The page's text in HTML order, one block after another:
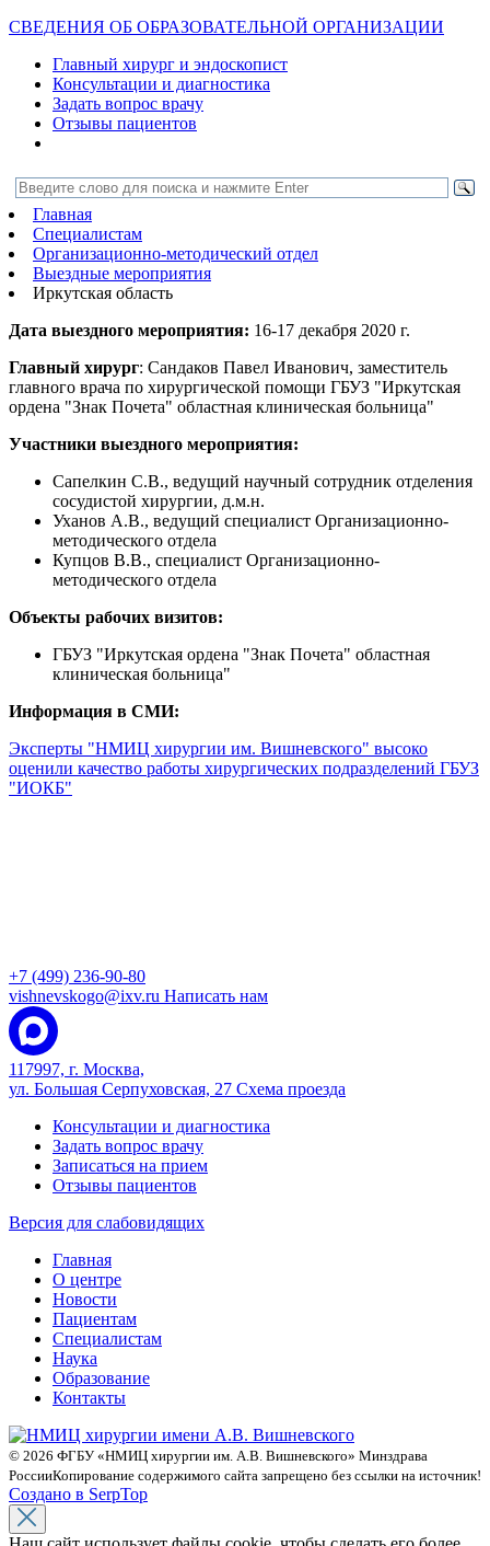
СВЕДЕНИЯ ОБ ОБРАЗОВАТЕЛЬНОЙ ОРГАНИЗАЦИИ
Главный хирург и эндоскопист
Консультации и диагностика
Задать вопрос врачу
Отзывы пациентов
Главная
Специалистам
Организационно-методический отдел
Выездные мероприятия
Иркутская область
Дата выездного мероприятия: 16-17 декабря 2020 г.
Главный хирург: Cандаков Павел Иванович, заместитель
главного врача по хирургической помощи ГБУЗ "Иркутская
ордена "Знак Почета" областная клиническая больница"
Участники выездного мероприятия:
Сапелкин С.В., ведущий научный сотрудник отделения
сосудистой хирургии, д.м.н.
Уханов А.В., ведущий специалист Организационно-
методического отдела
Купцов В.В., специалист Организационно-
методического отдела
Объекты рабочих визитов:
ГБУЗ "Иркутская ордена "Знак Почета" областная
клиническая больница"
Информация в СМИ:
Эксперты "НМИЦ хирургии им. Вишневского" высоко
оценили качество работы хирургических подразделений ГБУЗ
"ИОКБ"
+7 (499) 236-90-80
vishnevskogo@ixv.ru Написать нам
117997, г. Москва,
ул. Большая Серпуховская, 27 Схема проезда
Консультации и диагностика
Задать вопрос врачу
Записаться на прием
Отзывы пациентов
Версия для слабовидящих
Главная
О центре
Новости
Пациентам
Специалистам
Наука
Образование
Контакты
© 2026 ФГБУ «НМИЦ хирургии им. А.В. Вишневского» Минздрава
РоссииКопирование содержимого сайта запрещено без ссылки на источник!
Создано в SerpTop